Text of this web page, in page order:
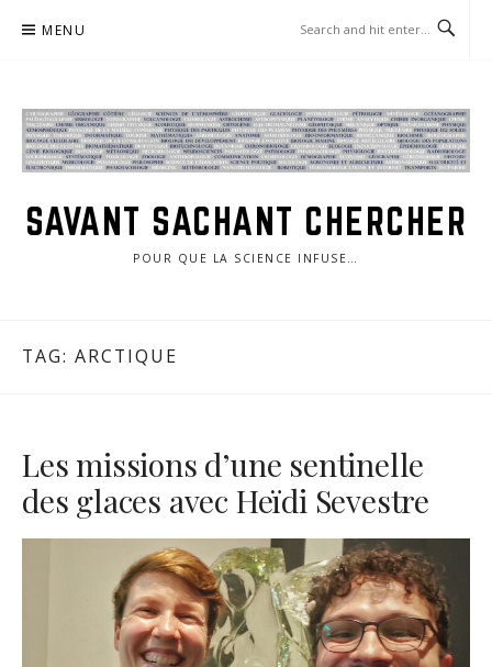
MENU
SAVANT SACHANT CHERCHER
POUR QUE LA SCIENCE INFUSE…
TAG: ARCTIQUE
Les missions d’une sentinelle
des glaces avec Heïdi Sevestre